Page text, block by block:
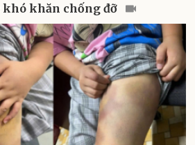
khăn chống đỡ